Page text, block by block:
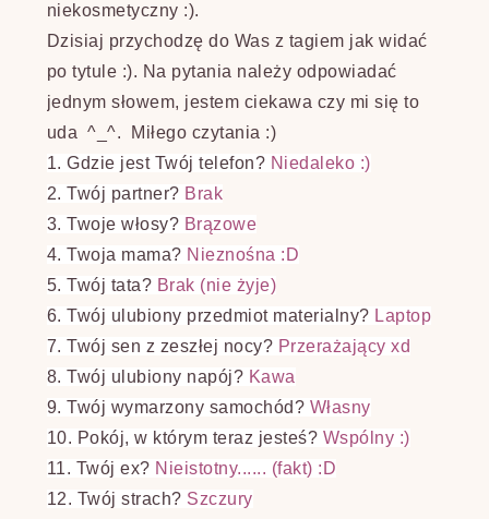
niekosmetyczny :).
Dzisiaj przychodzę do Was z tagiem jak widać
po tytule :). Na pytania należy odpowiadać
jednym słowem, jestem ciekawa czy mi się to
uda ^_^. Miłego czytania :)
1. Gdzie jest Twój telefon? Niedaleko :)
2. Twój partner? Brak
3. Twoje włosy? Brązowe
4. Twoja mama? Nieznośna :D
5. Twój tata? Brak (nie żyje)
6. Twój ulubiony przedmiot materialny? Laptop
7. Twój sen z zeszłej nocy? Przerażający xd
8. Twój ulubiony napój? Kawa
9. Twój wymarzony samochód? Własny
10. Pokój, w którym teraz jesteś? Wspólny :)
11. Twój ex? Nieistotny...... (fakt) :D
12. Twój strach? Szczury